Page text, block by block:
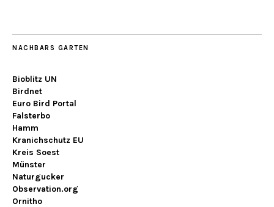
NACHBARS GARTEN
Bioblitz UN
Birdnet
Euro Bird Portal
Falsterbo
Hamm
Kranichschutz EU
Kreis Soest
Münster
Naturgucker
Observation.org
Ornitho